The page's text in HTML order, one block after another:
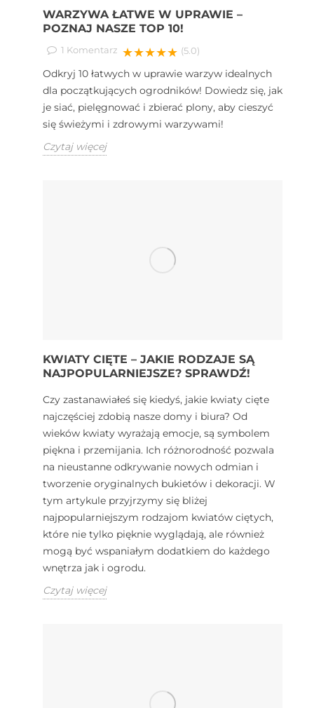
WARZYWA ŁATWE W UPRAWIE –
POZNAJ NASZE TOP 10!
1 Komentarz ★★★★★ (5.0)
Odkryj 10 łatwych w uprawie warzyw idealnych
dla początkujących ogrodników! Dowiedz się, jak
je siać, pielęgnować i zbierać plony, aby cieszyć
się świeżymi i zdrowymi warzywami!
Czytaj więcej
KWIATY CIĘTE – JAKIE RODZAJE SĄ
NAJPOPULARNIEJSZE? SPRAWDŹ!
Czy zastanawiałeś się kiedyś, jakie kwiaty cięte
najczęściej zdobią nasze domy i biura? Od
wieków kwiaty wyrażają emocje, są symbolem
piękna i przemijania. Ich różnorodność pozwala
na nieustanne odkrywanie nowych odmian i
tworzenie oryginalnych bukietów i dekoracji. W
tym artykule przyjrzymy się bliżej
najpopularniejszym rodzajom kwiatów ciętych,
które nie tylko pięknie wyglądają, ale również
mogą być wspaniałym dodatkiem do każdego
wnętrza jak i ogrodu.
Czytaj więcej